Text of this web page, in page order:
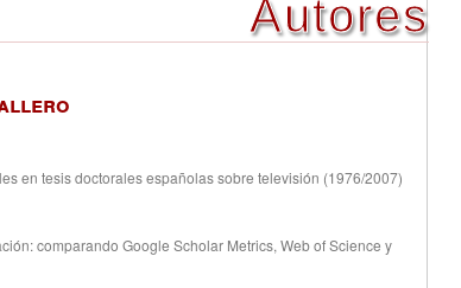
Autores
en tesis doctorales españolas sobre televisión (1976/2007)
comparando Google Scholar Metrics, Web of Science y